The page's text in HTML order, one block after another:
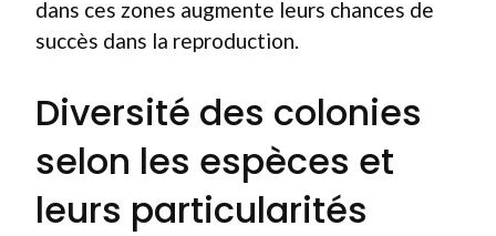
dans ces zones augmente leurs chances de
succès dans la reproduction.
Diversité des colonies
selon les espèces et
leurs particularités